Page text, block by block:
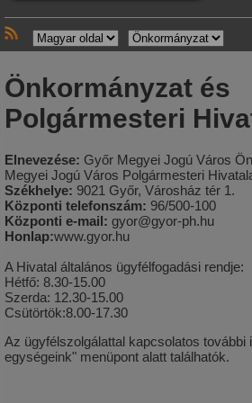
Önkormányzat és
Polgármesteri
Elnevezése: Győr Megyei Jogú Város
Megyei Jogú Város Polgármesteri
Székhelye: 9021 Győr, Városház tér 1.
Központi telefonszám: 96/500-100
Központi e-mail: gyor@gyor-ph.hu
Honlap:www.gyor.hu
A Hivatal általános ügyfélfogadási rendje:
Hétfő: 8.30-15.00
Szerda: 12.30-15.00
Csütörtök:8.00-17.30
Az ügyfélszolgálattal kapcsolatos
egységeink" menüpont alatt találhatók.